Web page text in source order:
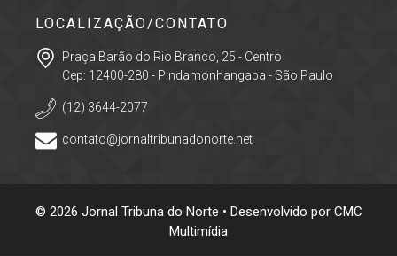
LOCALIZAÇÃO/CONTATO
Praça Barão do Rio Branco, 25 - Centro
Cep: 12400-280 - Pindamonhangaba - São Paulo
(12) 3644-2077
contato@jornaltribunadonorte.net
© 2026 Jornal Tribuna do Norte • Desenvolvido por CMC
Multimídia